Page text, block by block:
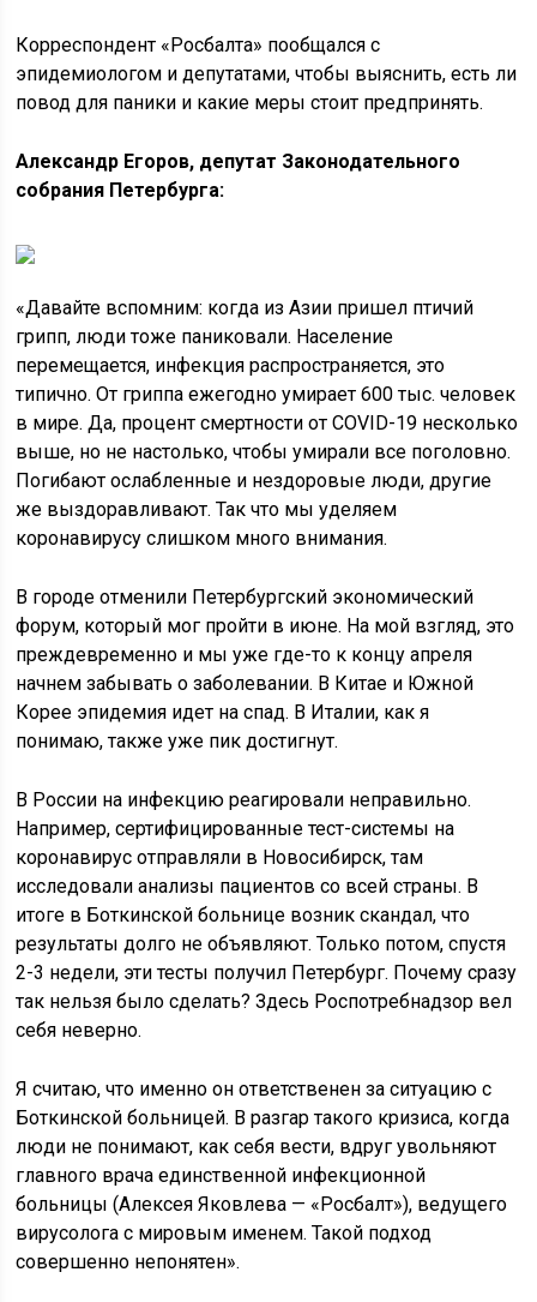
Корреспондент «Росбалта» пообщался с
эпидемиологом и депутатами, чтобы выяснить, есть ли
повод для паники и какие меры стоит предпринять.
Александр Егоров, депутат Законодательного
собрания Петербурга:
«Давайте вспомним: когда из Азии пришел птичий
грипп, люди тоже паниковали. Население
перемещается, инфекция распространяется, это
типично. От гриппа ежегодно умирает 600 тыс. человек
в мире. Да, процент смертности от COVID-19 несколько
выше, но не настолько, чтобы умирали все поголовно.
Погибают ослабленные и нездоровые люди, другие
же выздоравливают. Так что мы уделяем
коронавирусу слишком много внимания.
В городе отменили Петербургский экономический
форум, который мог пройти в июне. На мой взгляд, это
преждевременно и мы уже где-то к концу апреля
начнем забывать о заболевании. В Китае и Южной
Корее эпидемия идет на спад. В Италии, как я
понимаю, также уже пик достигнут.
В России на инфекцию реагировали неправильно.
Например, сертифицированные тест-системы на
коронавирус отправляли в Новосибирск, там
исследовали анализы пациентов со всей страны. В
итоге в Боткинской больнице возник скандал, что
результаты долго не объявляют. Только потом, спустя
2-3 недели, эти тесты получил Петербург. Почему сразу
так нельзя было сделать? Здесь Роспотребнадзор вел
себя неверно.
Я считаю, что именно он ответственен за ситуацию с
Боткинской больницей. В разгар такого кризиса, когда
люди не понимают, как себя вести, вдруг увольняют
главного врача единственной инфекционной
больницы (Алексея Яковлева — «Росбалт»), ведущего
вирусолога с мировым именем. Такой подход
совершенно непонятен».